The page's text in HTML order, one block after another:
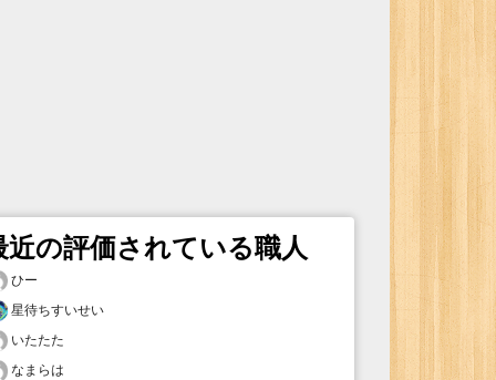
近の評価されている職人
ひー
星待ちすいせい
いたたた
なまらは